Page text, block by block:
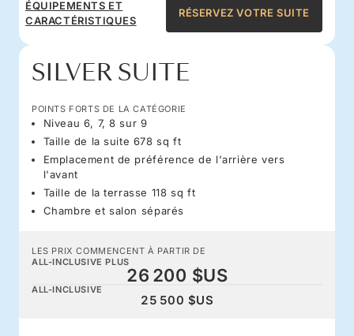
ÉQUIPEMENTS ET
CARACTÉRISTIQUES
RÉSERVEZ VOTRE SUITE
SILVER SUITE
POINTS FORTS DE LA CATÉGORIE
Niveau 6, 7, 8 sur 9
Taille de la suite 678 sq ft
Emplacement de préférence de l'arrière vers
l'avant
Taille de la terrasse 118 sq ft
Chambre et salon séparés
LES PRIX COMMENCENT À PARTIR DE
ALL-INCLUSIVE PLUS
26 200 $US
ALL-INCLUSIVE
25 500 $US